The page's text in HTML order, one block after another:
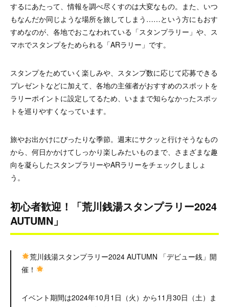
するにあたって、情報を調べ尽くすのは大変なもの。また、いつ
もなんだか同じような場所を旅してしまう……という方にもおす
すめなのが、各地でおこなわれている「スタンプラリー」や、ス
マホでスタンプをためられる「ARラリー」です。
スタンプをためていく楽しみや、スタンプ数に応じて応募できる
プレゼントなどに加えて、各地の主催者がおすすめのスポットを
ラリーポイントに設定してるため、いままで知らなかったスポッ
トを巡りやすくなっています。
旅やお出かけにぴったりな季節。週末にサクッと行けそうなもの
から、何日かかけてしっかり楽しみたいものまで、さまざまな趣
向を凝らしたスタンプラリーやARラリーをチェックしましょ
う。
初心者歓迎！「荒川銭湯スタンプラリー2024
AUTUMN」
荒川銭湯スタンプラリー2024 AUTUMN 「デビュー銭」開
催！
イベント期間は2024年10月1日（火）から11月30日（土）ま